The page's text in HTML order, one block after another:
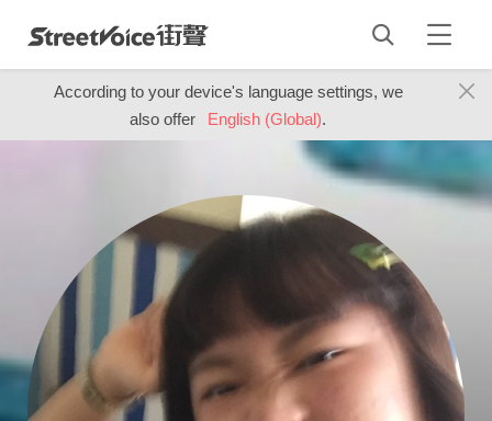
According to your device's language settings, we
also offer
English (Global).